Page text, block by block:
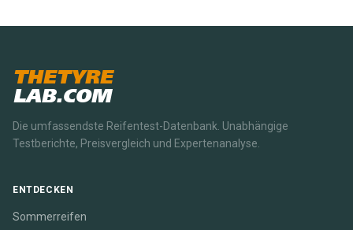
THETYRE
LAB.COM
Die umfassendste Reifentest-Datenbank. Unabhängige
Testberichte, Preisvergleich und Expertenanalyse.
ENTDECKEN
Sommerreifen